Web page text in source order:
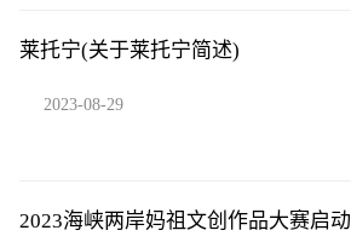
莱托宁(关于莱托宁简述)
2023-08-29
2023海峡两岸妈祖文创作品大赛启动